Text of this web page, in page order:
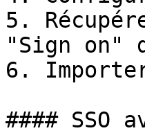
5.
"Sign on"
6.
#### SSO